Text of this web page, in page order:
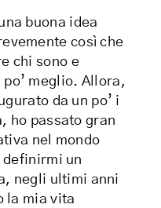
buona idea
così che
chi sono e
meglio. Allora,
da un po’ i
ho passato gran
nel mondo
un
negli ultimi anni
la mia vita